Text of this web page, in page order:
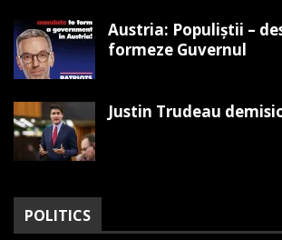
Austria: Populiștii –
formeze Guvernul
Justin Trudeau
POLITICS